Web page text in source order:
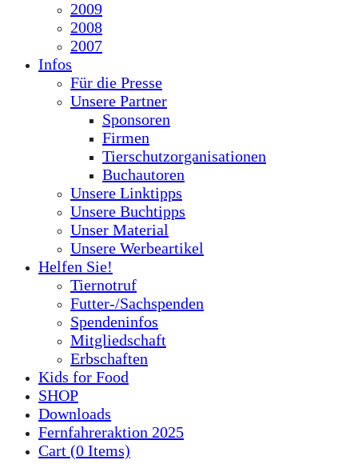
2009
2008
2007
Infos
Für die Presse
Unsere Partner
Sponsoren
Firmen
Tierschutzorganisationen
Buchautoren
Unsere Linktipps
Unsere Buchtipps
Unser Material
Unsere Werbeartikel
Helfen Sie!
Tiernotruf
Futter-/Sachspenden
Spendeninfos
Mitgliedschaft
Erbschaften
Kids for Food
SHOP
Downloads
Fernfahreraktion 2025
Cart (0 Items)